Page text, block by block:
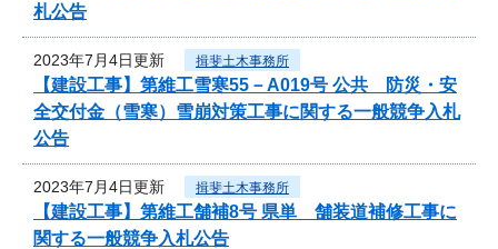
札公告
2023年7月4日更新 揖斐土木事務所
【建設工事】第維工雪寒55－A019号 公共 防災・安
全交付金（雪寒）雪崩対策工事に関する一般競争入札
公告
2023年7月4日更新 揖斐土木事務所
【建設工事】第維工舗補8号 県単 舗装道補修工事に
関する一般競争入札公告